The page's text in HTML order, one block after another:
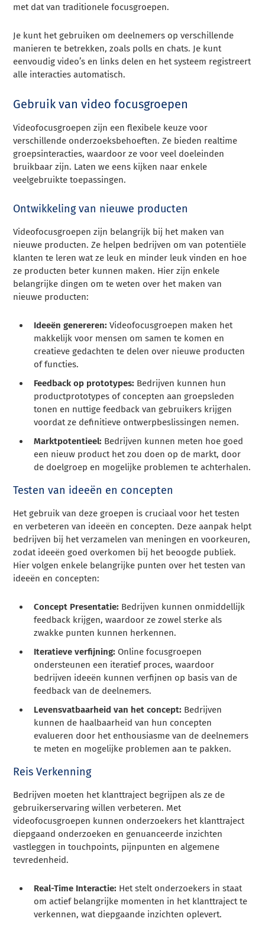
met dat van traditionele focusgroepen.
Je kunt het gebruiken om deelnemers op verschillende
manieren te betrekken, zoals polls en chats. Je kunt
eenvoudig video’s en links delen en het systeem registreert
alle interacties automatisch.
Gebruik van video focusgroepen
Videofocusgroepen zijn een flexibele keuze voor
verschillende onderzoeksbehoeften. Ze bieden realtime
groepsinteracties, waardoor ze voor veel doeleinden
bruikbaar zijn. Laten we eens kijken naar enkele
veelgebruikte toepassingen.
Ontwikkeling van nieuwe producten
Videofocusgroepen zijn belangrijk bij het maken van
nieuwe producten. Ze helpen bedrijven om van potentiële
klanten te leren wat ze leuk en minder leuk vinden en hoe
ze producten beter kunnen maken. Hier zijn enkele
belangrijke dingen om te weten over het maken van
nieuwe producten:
Ideeën genereren: Videofocusgroepen maken het
makkelijk voor mensen om samen te komen en
creatieve gedachten te delen over nieuwe producten
of functies.
Feedback op prototypes: Bedrijven kunnen hun
productprototypes of concepten aan groepsleden
tonen en nuttige feedback van gebruikers krijgen
voordat ze definitieve ontwerpbeslissingen nemen.
Marktpotentieel: Bedrijven kunnen meten hoe goed
een nieuw product het zou doen op de markt, door
de doelgroep en mogelijke problemen te achterhalen.
Testen van ideeën en concepten
Het gebruik van deze groepen is cruciaal voor het testen
en verbeteren van ideeën en concepten. Deze aanpak helpt
bedrijven bij het verzamelen van meningen en voorkeuren,
zodat ideeën goed overkomen bij het beoogde publiek.
Hier volgen enkele belangrijke punten over het testen van
ideeën en concepten:
Concept Presentatie: Bedrijven kunnen onmiddellijk
feedback krijgen, waardoor ze zowel sterke als
zwakke punten kunnen herkennen.
Iteratieve verfijning: Online focusgroepen
ondersteunen een iteratief proces, waardoor
bedrijven ideeën kunnen verfijnen op basis van de
feedback van de deelnemers.
Levensvatbaarheid van het concept: Bedrijven
kunnen de haalbaarheid van hun concepten
evalueren door het enthousiasme van de deelnemers
te meten en mogelijke problemen aan te pakken.
Reis Verkenning
Bedrijven moeten het klanttraject begrijpen als ze de
gebruikerservaring willen verbeteren. Met
videofocusgroepen kunnen onderzoekers het klanttraject
diepgaand onderzoeken en genuanceerde inzichten
vastleggen in touchpoints, pijnpunten en algemene
tevredenheid.
Real-Time Interactie: Het stelt onderzoekers in staat
om actief belangrijke momenten in het klanttraject te
verkennen, wat diepgaande inzichten oplevert.